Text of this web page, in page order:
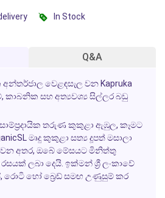
In Stock
Q&A
අන්තර්ජාල වෙළඳසැල වන Kapruka
කාබනික සහ අත්‍යවශ්‍ය සිල්ලර බඩු
සාම්ප්‍රදායික තරුණ කුකුළා ඇඹුල, කෑමට
මෘදු කුකුළා සත්‍ය දූපත් මසාලා
අතර, ඔබේ මේසයට මිනිත්තු
ලබා දෙයි. ඉක්මන් ශ්‍රී ලංකාවේ
රොටි හෝ බ්‍රෙඩ් සමඟ උණුසුම් කර